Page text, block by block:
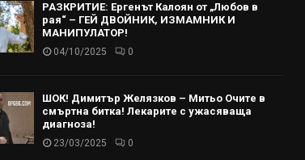
РАЗКРИТИЕ: Ергенът Калоян от „Любов в
рая“ – ГЕЙ ДВОЙНИК, ИЗМАМНИК И
МАНИПУЛАТОР!
04/10/2025 0
ШОК! Димитър Желязков – Митьо Очите в
смъртна битка! Лекарите с ужасяваща
диагноза!
23/03/2025 0